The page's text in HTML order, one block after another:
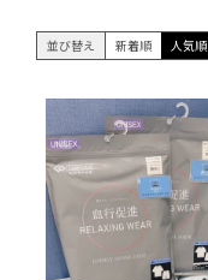
並び替え 新着順 人気順